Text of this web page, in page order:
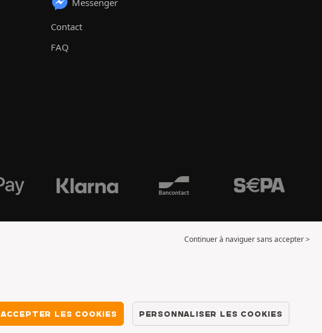
Messenger
Contact
FAQ
Continuer à naviguer sans accepter >
ACCEPTER LES COOKIES PERSONNALISER LES COOKIES